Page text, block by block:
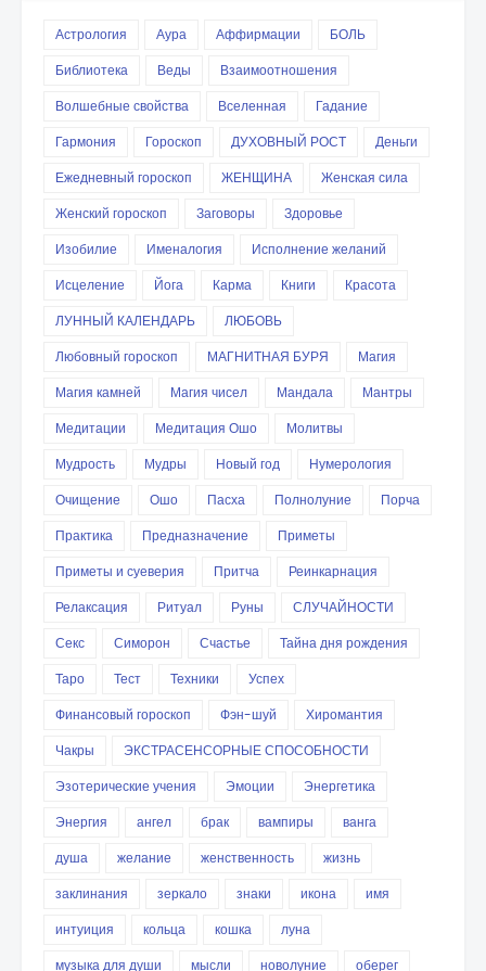
Астрология Аура Аффирмации
БОЛЬ
Библиотека
Веды
Взаимоотношения
Волшебные свойства
Вселенная
Гадание
Гармония
Гороскоп ДУХОВНЫЙ РОСТ
Деньги
Ежедневный гороскоп
ЖЕНЩИНА
Женская сила
Женский гороскоп
Заговоры
Здоровье
Изобилие
Именалогия
Исполнение желаний
Исцеление
Йога Карма Книги
Красота
ЛУННЫЙ КАЛЕНДАРЬ
ЛЮБОВЬ
Любовный гороскоп
МАГНИТНАЯ БУРЯ
Магия
Магия камней
Магия чисел Мандала
Мантры
Медитации
Медитация Ошо
Молитвы
Мудрость
Мудры Новый год
Нумерология
Очищение
Ошо Пасха Полнолуние
Порча
Практика
Предназначение
Приметы
Приметы и суеверия
Притча
Реинкарнация
Релаксация
Ритуал Руны
СЛУЧАЙНОСТИ
Секс
Симорон Счастье
Тайна дня рождения
Таро
Тест Техники
Успех
Финансовый гороскоп
Фэн-шуй
Хиромантия
Чакры
ЭКСТРАСЕНСОРНЫЕ СПОСОБНОСТИ
Эзотерические учения
Эмоции
Энергетика
Энергия
ангел брак вампиры
ванга
душа
желание женственность
жизнь
заклинания
зеркало знаки икона
имя
интуиция
кольца кошка
луна
музыка для души
мысли новолуние
оберег